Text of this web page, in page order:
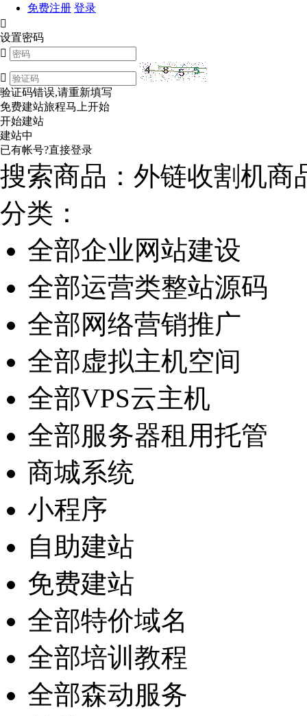
免费注册 登录

设置密码


验证码错误,请重新填写
免费建站旅程马上开始
开始建站
建站中
已有帐号?直接登录
搜索商品： 外链收割机商
分类：
全部企业网站建设
全部运营类整站源码
全部网络营销推广
全部虚拟主机空间
全部VPS云主机
全部服务器租用托管
商城系统
小程序
自助建站
免费建站
全部特价域名
全部培训教程
全部森动服务